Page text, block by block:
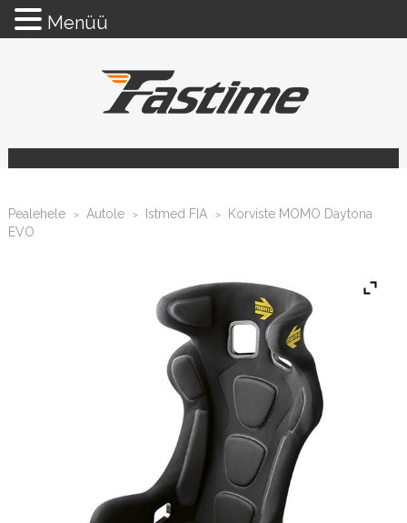
Pealehele > Autole > Istmed FIA >
Korviste MOMO Daytona
EVO
Menüü